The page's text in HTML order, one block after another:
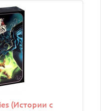
(Истории с